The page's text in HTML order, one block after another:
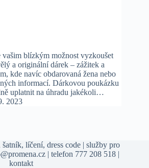
blízkým možnost vyzkoušet
a originální dárek – zážitek a
kde navíc obdarovaná žena nebo
informací. Dárkovou poukázku
uplatnit na úhradu jakékoli…
2023
šatník, líčení, dress code| služby pro
| telefon 777 208 518 |
kontakt